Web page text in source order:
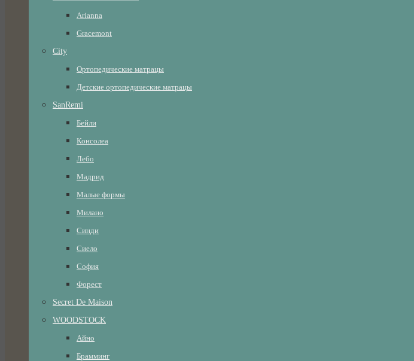
Arianna
Gracemont
City
Ортопедические матрацы
Детские ортопедические матрацы
SanRemi
Бейли
Консолеа
Лебо
Мадрид
Малые формы
Милано
Синди
Сиело
София
Форест
Secret De Maison
WOODSTOCK
Айно
Брамминг